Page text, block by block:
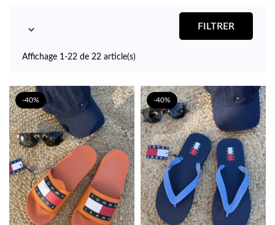
 FILTRER
Affichage 1-22 de 22 article(s)
-40% -40%